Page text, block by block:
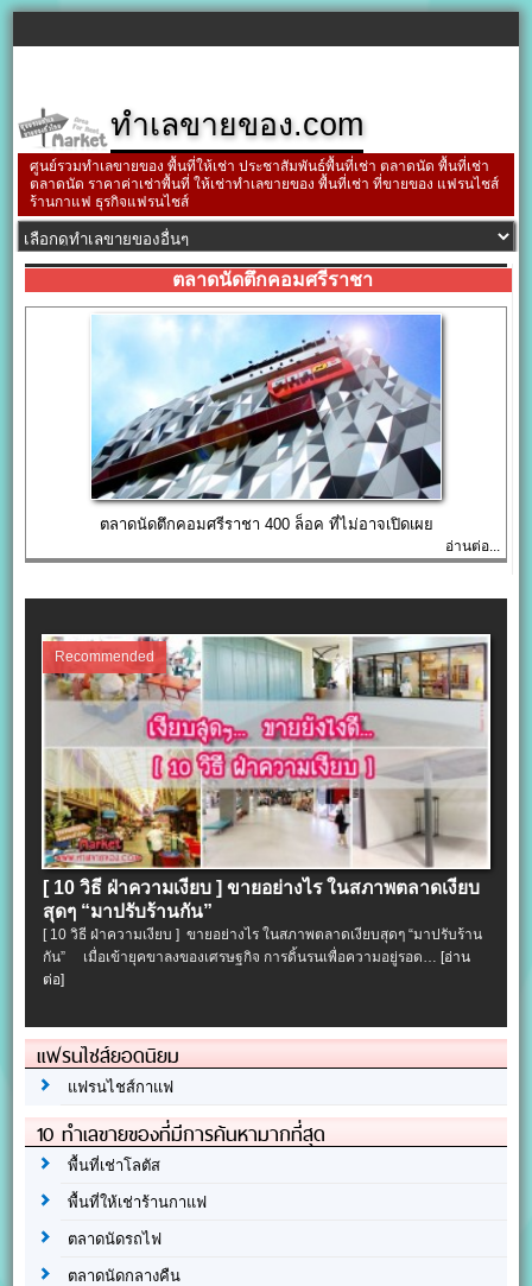
ทำเลขายของ.com
ศูนย์รวมทำเลขายของ พื้นที่ให้เช่า ประชาสัมพันธ์พื้นที่เช่า ตลาดนัด พื้นที่เช่า
ตลาดนัด ราคาค่าเช่าพื้นที่ ให้เช่าทำเลขายของ พื้นที่เช่า ที่ขายของ แฟรนไชส์
ร้านกาแฟ ธุรกิจแฟรนไชส์
ตลาดนัดตึกคอมศรีราชา
ตลาดนัดตึกคอมศรีราชา 400 ล็อค ที่ไม่อาจเปิดเผย
อ่านต่อ...
Recommended
[ 10 วิธี ฝ่าความเงียบ ] ขายอย่างไร ในสภาพตลาดเงียบ
สุดๆ “มาปรับร้านกัน”
[ 10 วิธี ฝ่าความเงียบ ] ขายอย่างไร ในสภาพตลาดเงียบสุดๆ “มาปรับร้าน
กัน” เมื่อเข้ายุคขาลงของเศรษฐกิจ การดิ้นรนเพื่อความอยู่รอด…[อ่าน
ต่อ]
แฟรนไชส์ยอดนิยม
แฟรนไชส์กาแฟ
10 ทำเลขายของที่มีการค้นหามากที่สุด
พื้นที่เช่าโลตัส
พื้นที่ให้เช่าร้านกาแฟ
ตลาดนัดรถไฟ
ตลาดนัดกลางคืน